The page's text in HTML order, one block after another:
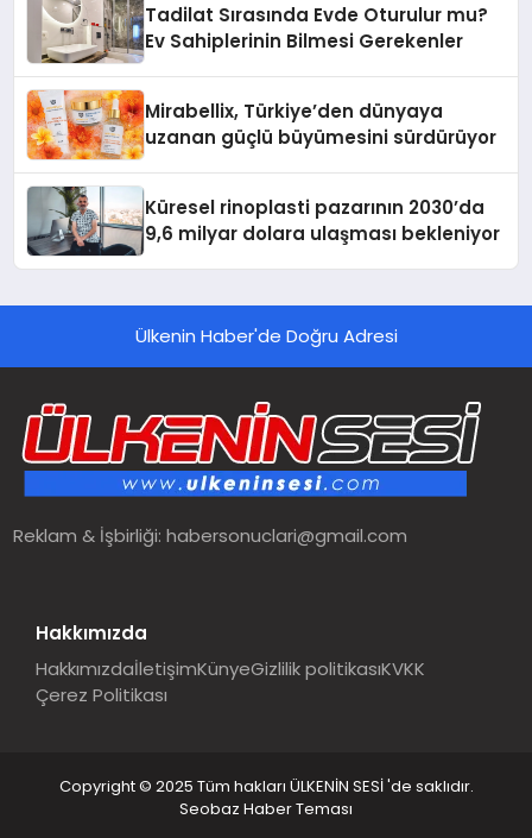
Tadilat Sırasında Evde Oturulur mu?
Ev Sahiplerinin Bilmesi Gerekenler
Mirabellix, Türkiye’den dünyaya
uzanan güçlü büyümesini sürdürüyor
Küresel rinoplasti pazarının 2030’da
9,6 milyar dolara ulaşması bekleniyor
Ülkenin Haber'de Doğru Adresi
Reklam & İşbirliği:habersonuclari@gmail.com
Hakkımızda
HakkımızdaİletişimKünyeGizlilik politikasıKVKK
Çerez Politikası
Copyright © 2025 Tüm hakları ÜLKENİN SESİ 'de saklıdır.
Seobaz Haber Teması